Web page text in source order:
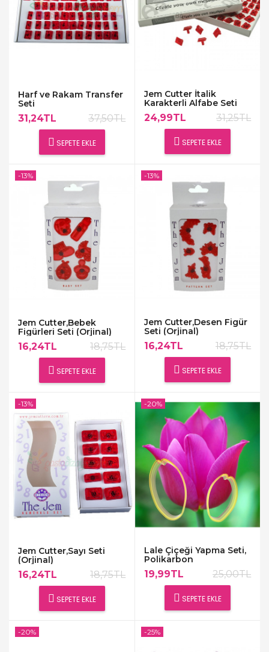
Harf ve Rakam Transfer
Seti
31,24TL 37,50TL
SEPETE EKLE
Jem Cutter İtalik
Karakterli Alfabe Seti
24,99TL 31,25TL
SEPETE EKLE
Jem Cutter,Bebek
Figürleri Seti (Orjinal)
16,24TL 18,75TL
SEPETE EKLE
-13%
Jem Cutter,Desen Figür
Seti (Orjinal)
16,24TL 18,75TL
SEPETE EKLE
-13%
Jem Cutter,Sayı Seti
(Orjinal)
16,24TL 18,75TL
SEPETE EKLE
-13%
Lale Çiçeği Yapma Seti,
Polikarbon
19,99TL 25,00TL
SEPETE EKLE
-20%
-20% -25%